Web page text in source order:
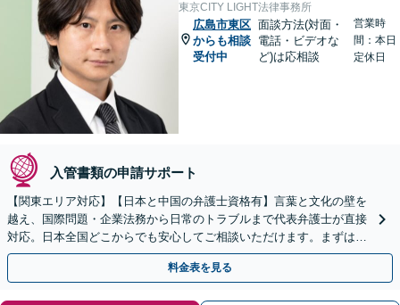
東京CITY LIGHT法律事務所
広島市東区
からも相談
受付中
面談方法(対面・
電話・ビデオな
ど)は応相談
営業時
間：本日
定休日
入管書類の申請サポート
【関東エリア対応】【日本と中国の弁護士資格有】言葉と文化の壁を
越え、国際問題・企業法務から日常のトラブルまで代表弁護士が直接
対応。日本全国どこからでも安心してご相談いただけます。まずは一
歩を踏み出してみませんか。【初回相談無料】
料金表を見る